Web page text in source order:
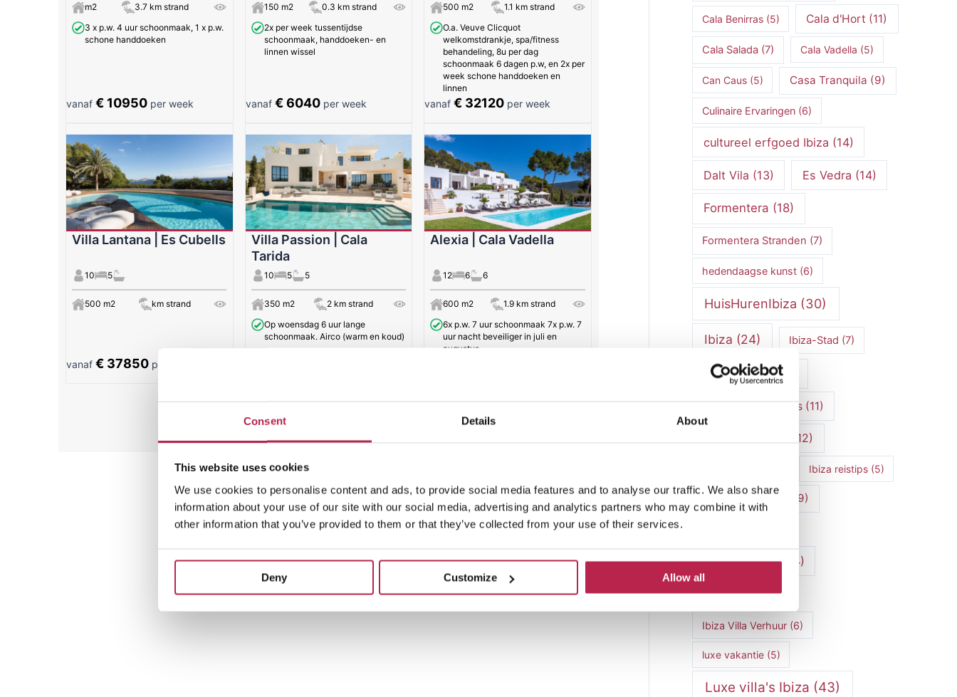
Consent Details About
This website uses cookies
We use cookies to personalise content and ads, to provide social media features and to analyse our traffic. We also share
information about your use of our site with our social media, advertising and analytics partners who may combine it with
other information that you’ve provided to them or that they’ve collected from your use of their services.
Deny Customize Allow all
m2
3.7 km strand
3 x p.w. 4 uur schoonmaak, 1 x p.w.
schone handdoeken
vanaf € 10950 per week
150 m2
0.3 km strand
2x per week tussentijdse
schoonmaak, handdoeken- en
linnen wissel
vanaf € 6040per week
500 m2
1.1 km strand
O.a. Veuve Clicquot
welkomstdrankje, spa/fitness
behandeling, 8u per dag
schoonmaak 6 dagen p.w, en 2x per
week schone handdoeken en
linnen
vanaf€ 32120 per week
Villa Lantana | Es Cubells
10 5
500 m2 km strand
vanaf € 37850 per week
Villa Passion | Cala
Tarida
10 5 5
350 m2
2 km strand
Op woensdag 6 uur lange
schoonmaak. Airco (warm en koud)
Alexia | Cala Vadella
12 6 6
600 m2
1.9 km strand
6x p.w. 7 uur schoonmaak 7x p.w. 7
uur nacht beveiliger in juli en
augustus
Cala Benirras(5) Cala d'Hort (11)
Cala Salada (7) Cala Vadella (5)
Can Caus(5) Casa Tranquila (9)
Culinaire Ervaringen(6)
cultureel erfgoed Ibiza (14)
Dalt Vila (13) Es Vedra (14)
Formentera (18)
Formentera Stranden (7)
hedendaagse kunst(6)
HuisHurenIbiza (30)
Ibiza (24) Ibiza-Stad (7)
Ibiza cultuur(15)
Ibiza Geschiedenis (11)
(12)
Ibiza reistips(5)
Ibiza restaurants (9)
ibiza vakantie(14)
ibiza villas(15)
Ibiza Villa Verhuur(6)
luxe vakantie(5)
Luxe villa's Ibiza (43)